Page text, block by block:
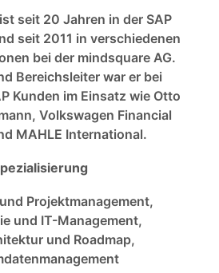
seit 20 Jahren in der SAP
seit 2011 in verschiedenen
bei der mindsquare AG.
Bereichsleiter war er bei
Kunden im Einsatz wie Otto
Volkswagen Financial
MAHLE International.
Projektmanagement,
und IT-Management,
und Roadmap,